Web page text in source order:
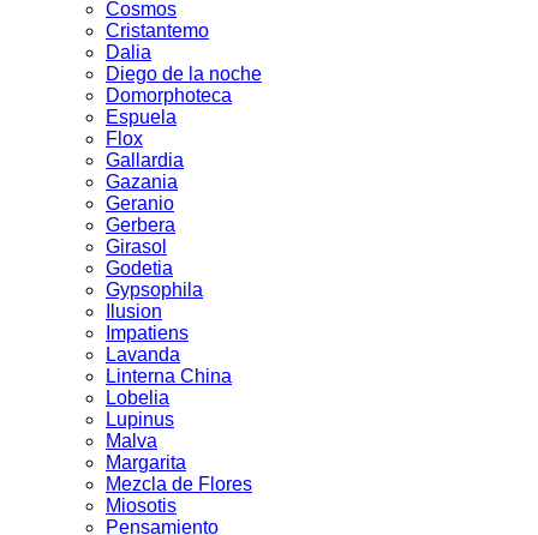
Cosmos
Cristantemo
Dalia
Diego de la noche
Domorphoteca
Espuela
Flox
Gallardia
Gazania
Geranio
Gerbera
Girasol
Godetia
Gypsophila
Ilusion
Impatiens
Lavanda
Linterna China
Lobelia
Lupinus
Malva
Margarita
Mezcla de Flores
Miosotis
Pensamiento